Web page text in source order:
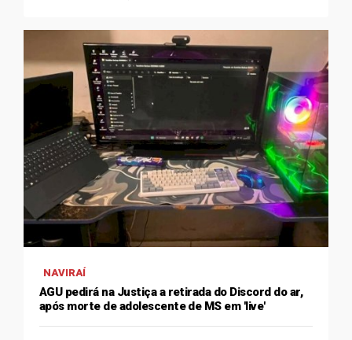
NAVIRAÍ
AGU pedirá na Justiça a retirada do Discord do ar,
após morte de adolescente de MS em 'live'